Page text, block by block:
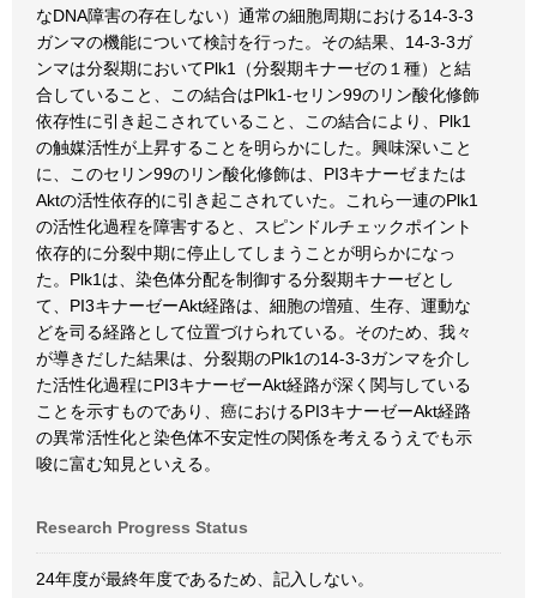
なDNA障害の存在しない）通常の細胞周期における14-3-3
ガンマの機能について検討を行った。その結果、14-3-3ガ
ンマは分裂期においてPlk1（分裂期キナーゼの１種）と結
合していること、この結合はPlk1-セリン99のリン酸化修飾
依存性に引き起こされていること、この結合により、Plk1
の触媒活性が上昇することを明らかにした。興味深いこと
に、このセリン99のリン酸化修飾は、PI3キナーゼまたは
Aktの活性依存的に引き起こされていた。これら一連のPlk1
の活性化過程を障害すると、スピンドルチェックポイント
依存的に分裂中期に停止してしまうことが明らかになっ
た。Plk1は、染色体分配を制御する分裂期キナーゼとし
て、PI3キナーゼーAkt経路は、細胞の増殖、生存、運動な
どを司る経路として位置づけられている。そのため、我々
が導きだした結果は、分裂期のPlk1の14-3-3ガンマを介し
た活性化過程にPI3キナーゼーAkt経路が深く関与している
ことを示すものであり、癌におけるPI3キナーゼーAkt経路
の異常活性化と染色体不安定性の関係を考えるうえでも示
唆に富む知見といえる。
Research Progress Status
24年度が最終年度であるため、記入しない。